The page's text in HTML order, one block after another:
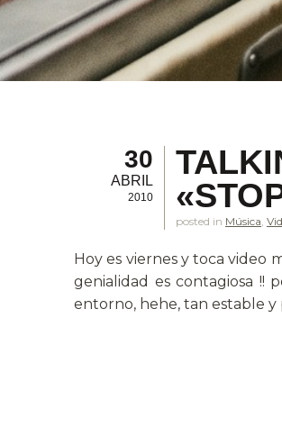
30
ABRIL
2010
posted in Música,
Hoy es viernes y toca video
genialidad es contagiosa !!
entorno, hehe, tan estable